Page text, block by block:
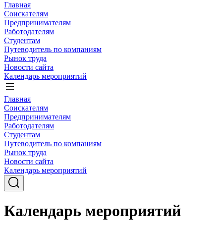
Главная
Соискателям
Предпринимателям
Работодателям
Студентам
Путеводитель по компаниям
Рынок труда
Новости сайта
Календарь мероприятий
Главная
Соискателям
Предпринимателям
Работодателям
Студентам
Путеводитель по компаниям
Рынок труда
Новости сайта
Календарь мероприятий
Календарь мероприятий